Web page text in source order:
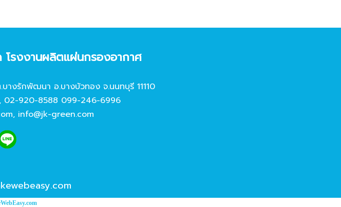
รงงานผลิตแผ่นกรองอากาศ
งรักพัฒนา อ.บางบัวทอง จ.นนทบุรี 11110
, 02-920-8588 099-246-6996
, info@jk-green.com